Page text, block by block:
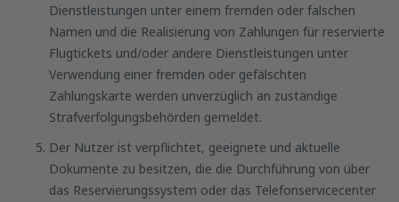
Dienstleistungen unter einem fremden oder falschen
Namen und die Realisierung von Zahlungen für reservierte
Flugtickets und/oder andere Dienstleistungen unter
Verwendung einer fremden oder gefälschten
Zahlungskarte werden unverzüglich an zuständige
Strafverfolgungsbehörden gemeldet.
Der Nutzer ist verpflichtet, geeignete und aktuelle
Dokumente zu besitzen, die die Durchführung von über
das Reservierungssystem oder das Telefonservicecenter